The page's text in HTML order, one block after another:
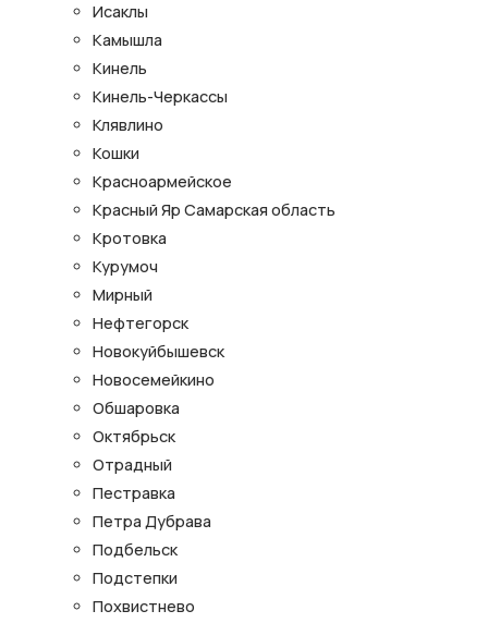
Исаклы
Камышла
Кинель
Кинель-Черкассы
Клявлино
Кошки
Красноармейское
Красный Яр Самарская область
Кротовка
Курумоч
Мирный
Нефтегорск
Новокуйбышевск
Новосемейкино
Обшаровка
Октябрьск
Отрадный
Пестравка
Петра Дубрава
Подбельск
Подстепки
Похвистнево